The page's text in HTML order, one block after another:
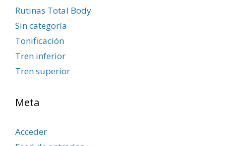
Rutinas Total Body
Sin categoría
Tonificación
Tren inferior
Tren superior
Meta
Acceder